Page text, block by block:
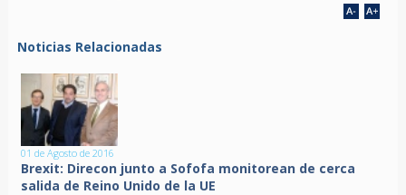
Noticias Relacionadas
01 de Agosto de 2016
Brexit: Direcon junto a Sofofa monitorean de cerca
salida de Reino Unido de la UE